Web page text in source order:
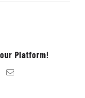
Platform!
TumblrCorreo